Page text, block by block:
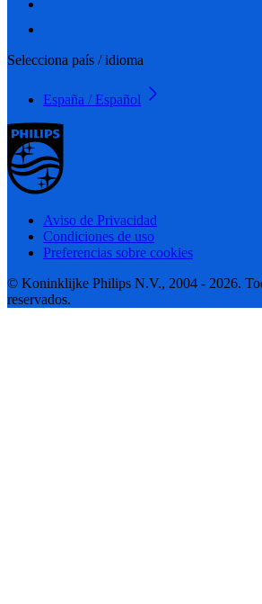
Selecciona país / idioma
España / Español
Aviso de Privacidad
Condiciones de uso
Preferencias sobre cookies
© Koninklijke Philips N.V., 2004 - 2026.
reservados.